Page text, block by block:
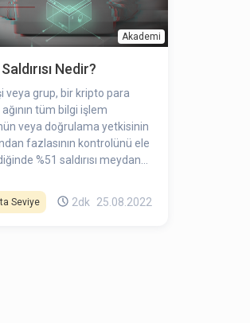
Akademi
Nedir?
veya grup, bir kripto para
tüm bilgi işlem
veya doğrulama yetkisinin
fazlasının kontrolünü ele
%51 saldırısı meydana
çoğunluk kontrolüne
o grubun veya kişinin
Seviye 2dk 25.08.2022